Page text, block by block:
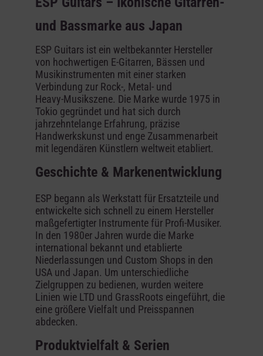
und Bassmarke aus Japan
ESP Guitars ist ein weltbekannter Hersteller
von hochwertigen E‑Gitarren, Bässen und
Musikinstrumenten mit einer starken
Verbindung zur Rock‑, Metal‑ und
Heavy‑Musikszene. Die Marke wurde 1975 in
Tokio gegründet und hat sich durch
jahrzehntelange Erfahrung, präzise
Handwerkskunst und enge Zusammenarbeit
mit legendären Künstlern weltweit etabliert.
Geschichte & Markenentwicklung
ESP begann als Werkstatt für Ersatzteile und
entwickelte sich schnell zu einem Hersteller
maßgefertigter Instrumente für Profi‑Musiker.
In den 1980er Jahren wurde die Marke
international bekannt und etablierte
Niederlassungen und Custom Shops in den
USA und Japan. Um unterschiedliche
Zielgruppen zu bedienen, wurden weitere
Linien wie LTD und GrassRoots eingeführt, die
eine größere Vielfalt und Preisspannen
abdecken.
Produktvielfalt & Serien